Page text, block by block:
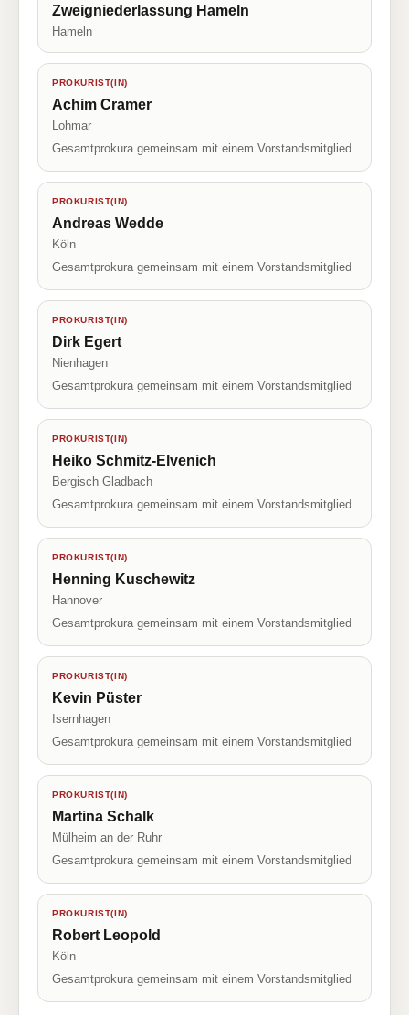
Zweigniederlassung Hameln
Hameln
PROKURIST(IN)
Achim Cramer
Lohmar
Gesamtprokura gemeinsam mit einem Vorstandsmitglied
PROKURIST(IN)
Andreas Wedde
Köln
Gesamtprokura gemeinsam mit einem Vorstandsmitglied
PROKURIST(IN)
Dirk Egert
Nienhagen
Gesamtprokura gemeinsam mit einem Vorstandsmitglied
PROKURIST(IN)
Heiko Schmitz-Elvenich
Bergisch Gladbach
Gesamtprokura gemeinsam mit einem Vorstandsmitglied
PROKURIST(IN)
Henning Kuschewitz
Hannover
Gesamtprokura gemeinsam mit einem Vorstandsmitglied
PROKURIST(IN)
Kevin Püster
Isernhagen
Gesamtprokura gemeinsam mit einem Vorstandsmitglied
PROKURIST(IN)
Martina Schalk
Mülheim an der Ruhr
Gesamtprokura gemeinsam mit einem Vorstandsmitglied
PROKURIST(IN)
Robert Leopold
Köln
Gesamtprokura gemeinsam mit einem Vorstandsmitglied